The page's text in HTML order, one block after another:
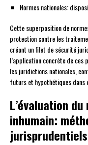
Normes nationales:
Cette superposition de
protection contre les
créant un filet de sécurité
l’application concrète de ces
les juridictions nationales,
futurs et hypothétiques dans
L’évaluation
inhumain:
jurisprudentiels